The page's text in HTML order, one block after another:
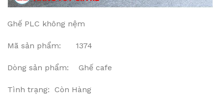
Ghế PLC không nệm
Mã sản phẩm: 1374
Dòng sản phẩm: Ghế cafe
Tình trạng: Còn Hàng